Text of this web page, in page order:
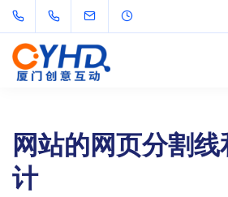
网站的网页分割
计